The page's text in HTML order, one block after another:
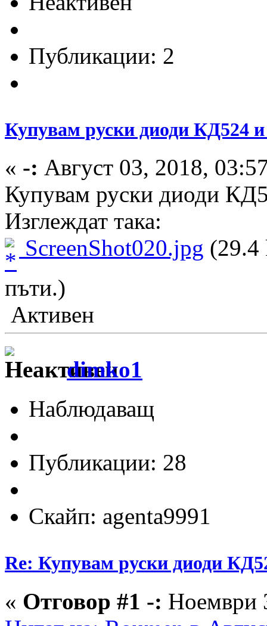
Публикации: 2
Купувам руски диоди КД524
« -: Август 03, 2018,
Купувам руски диоди
Изглеждат така:
ScreenShot020.jpg (29.4
пъти.)
Активен
dimko1
Наблюдаващ
Публикации: 28
Скайп: agenta9991
Re: Купувам руски диоди
« Отговор #1 -: Ноември